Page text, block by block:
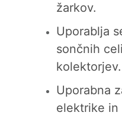
žarkov.
Uporablja
sončnih
kolektorjev.
Uporabna
elektrike in